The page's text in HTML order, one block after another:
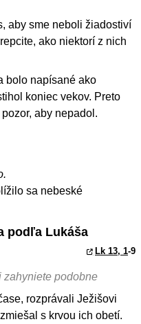
aby sme neboli žiadostiví
ako niektorí z nich
bolo napísané ako
koniec vekov. Preto
aby nepadol.
sa nebeské
podľa Lukáša
Lk 13, 1-9
zahyniete podobne
rozprávali Ježišovi
s krvou ich obetí.